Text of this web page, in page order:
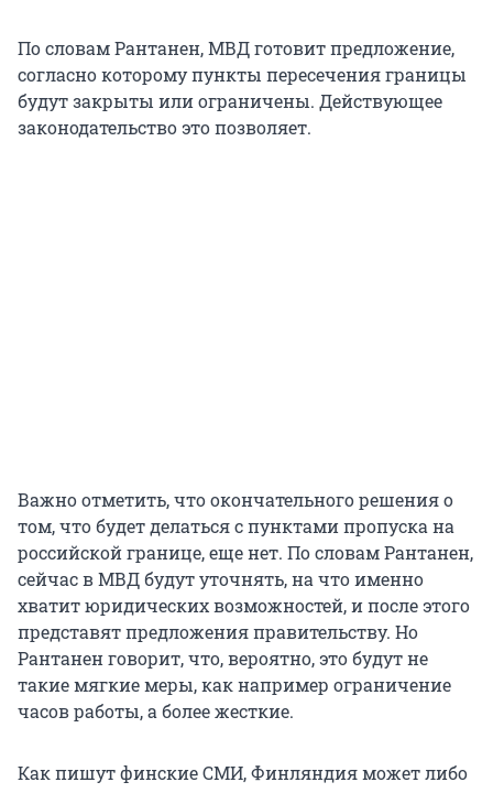
По словам Рантанен, МВД готовит предложение,
согласно которому пункты пересечения границы
будут закрыты или ограничены. Действующее
законодательство это позволяет.
Важно отметить, что окончательного решения о
том, что будет делаться с пунктами пропуска на
российской границе, еще нет. По словам Рантанен,
сейчас в МВД будут уточнять, на что именно
хватит юридических возможностей, и после этого
представят предложения правительству. Но
Рантанен говорит, что, вероятно, это будут не
такие мягкие меры, как например ограничение
часов работы, а более жесткие.
Как пишут финские СМИ, Финляндия может либо